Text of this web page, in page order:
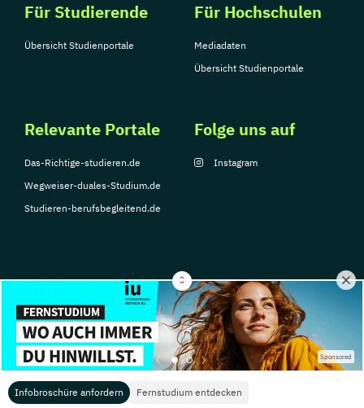
Infobroschüre anfordern Fernstudium entdecken
Sponsored
Für Studierende
Übersicht Studienportale
Für Hochschulen
Mediadaten
Übersicht Studienportale
Relevante Portale
Das-Richtige-studieren.de
Wegweiser-duales-Studium.de
Studieren-berufsbegleitend.de
Folge uns auf
Instagram
© Copyright 2026, TarGroup Media GmbH
Impressum
Datenschutzerklärung Nutzungsbedingungen